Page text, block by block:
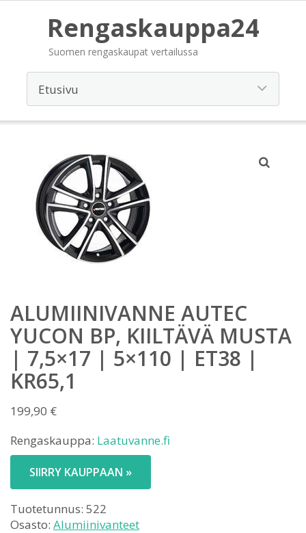
Rengaskauppa24
Suomen rengaskaupat vertailussa
ALUMIINIVANNE AUTEC
YUCON BP, KIILTÄVÄ MUSTA
| 7,5×17 | 5×110 | ET38 |
KR65,1
199,90 €
Rengaskauppa: Laatuvanne.fi
SIIRRY KAUPPAAN »
Tuotetunnus: 522
Osasto: Alumiinivanteet